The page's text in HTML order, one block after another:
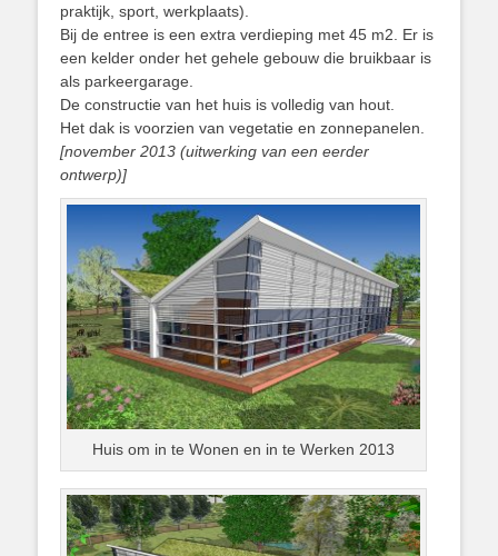
praktijk, sport, werkplaats).
Bij de entree is een extra verdieping met 45 m2. Er is
een kelder onder het gehele gebouw die bruikbaar is
als parkeergarage.
De constructie van het huis is volledig van hout.
Het dak is voorzien van vegetatie en zonnepanelen.
[november 2013 (uitwerking van een eerder
ontwerp)]
Huis om in te Wonen en in te Werken 2013